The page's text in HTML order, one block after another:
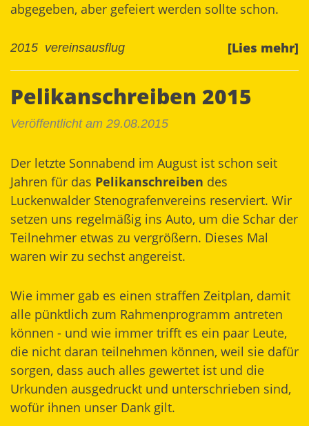
abgegeben, aber gefeiert werden sollte schon.
[Lies mehr]
2015 vereinsausflug
Pelikanschreiben 2015
Veröffentlicht am 29.08.2015
Der letzte Sonnabend im August ist schon seit
Jahren für das Pelikanschreiben des
Luckenwalder Stenografenvereins reserviert. Wir
setzen uns regelmäßig ins Auto, um die Schar der
Teilnehmer etwas zu vergrößern. Dieses Mal
waren wir zu sechst angereist.
Wie immer gab es einen straffen Zeitplan, damit
alle pünktlich zum Rahmenprogramm antreten
können - und wie immer trifft es ein paar Leute,
die nicht daran teilnehmen können, weil sie dafür
sorgen, dass auch alles gewertet ist und die
Urkunden ausgedruckt und unterschrieben sind,
wofür ihnen unser Dank gilt.